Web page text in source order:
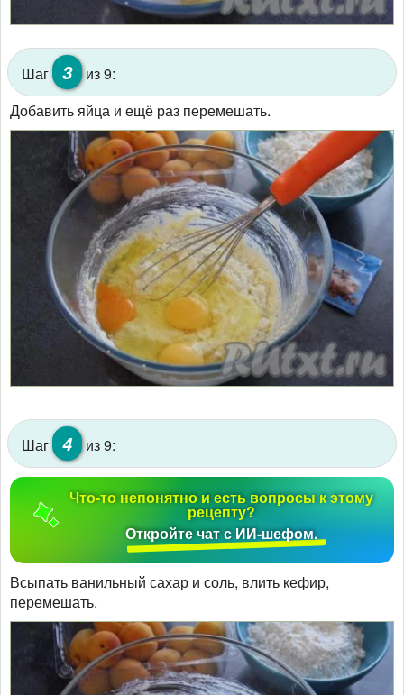
Шаг 3
из 9:
Добавить яйца и ещё раз перемешать.
Шаг 4 из 9:
Что-то непонятно и есть вопросы к этому
рецепту?
Откройте чат с ИИ-шефом.
Всыпать ванильный сахар и соль, влить кефир,
перемешать.